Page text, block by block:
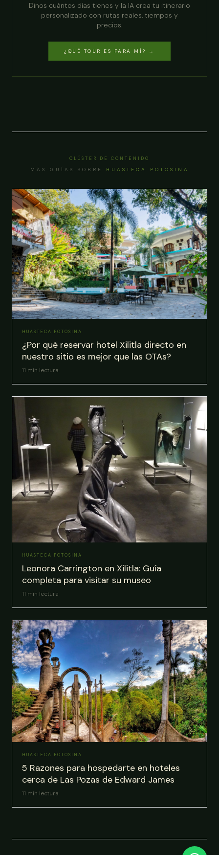
Dinos cuántos días tienes y la IA crea tu itinerario
personalizado con rutas reales, tiempos y
precios.
¿QUÉ TOUR ES PARA MÍ? →
CLÚSTER DE CONTENIDO
MÁS GUÍAS SOBRE HUASTECA POTOSINA
HUASTECA POTOSINA
¿Por qué reservar hotel Xilitla directo en
nuestro sitio es mejor que las OTAs?
11 min lectura
HUASTECA POTOSINA
Leonora Carrington en Xilitla: Guía
completa para visitar su museo
11 min lectura
HUASTECA POTOSINA
5 Razones para hospedarte en hoteles
cerca de Las Pozas de Edward James
11 min lectura